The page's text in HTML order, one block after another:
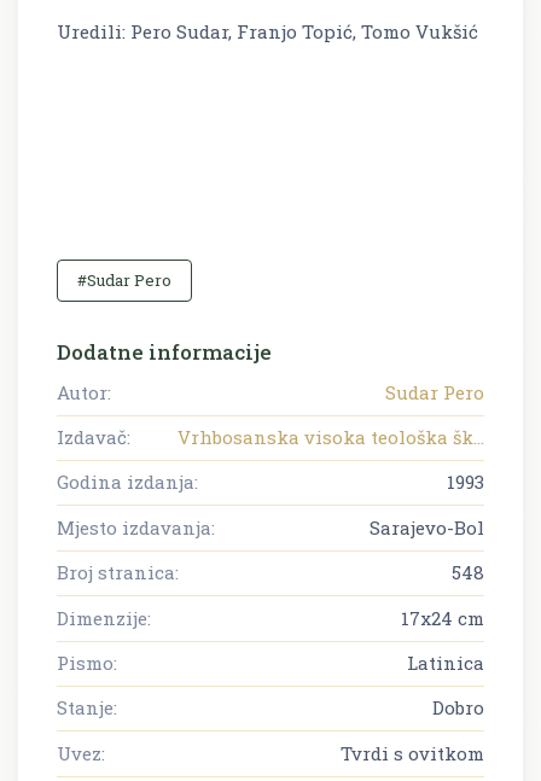
Uredili: Pero Sudar, Franjo Topić, Tomo Vukšić
#Sudar Pero
Dodatne informacije
Autor:
Sudar Pero
Izdavač:
Vrhbosanska visoka teološka šk...
Godina izdanja:
1993
Mjesto izdavanja:
Sarajevo-Bol
Broj stranica:
548
Dimenzije:
17x24 cm
Pismo:
Latinica
Stanje:
Dobro
Uvez:
Tvrdi s ovitkom